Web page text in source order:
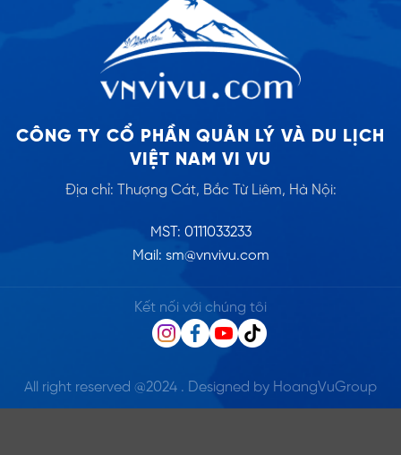
CÔNG TY CỔ PHẦN QUẢN LÝ VÀ DU LỊCH
VIỆT NAM VI VU
Địa chỉ: Thượng Cát, Bắc Từ Liêm, Hà Nội:
MST: 0111033233
Mail: sm@vnvivu.com
All right reserved @2024 . Designed by HoangVuGroup
Kết nối với chúng tôi